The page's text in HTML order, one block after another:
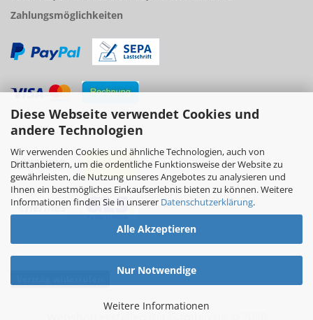
Diese Webseite verwendet Cookies und
andere Technologien
Wir verwenden Cookies und ähnliche Technologien, auch von
Drittanbietern, um die ordentliche Funktionsweise der Website zu
gewährleisten, die Nutzung unseres Angebotes zu analysieren und
Ihnen ein bestmögliches Einkaufserlebnis bieten zu können. Weitere
Informationen finden Sie in unserer Datenschutzerklärung.
Alle Akzeptieren
Nur Notwendige
Weitere Informationen
Zahlungsmöglichkeiten
Versand